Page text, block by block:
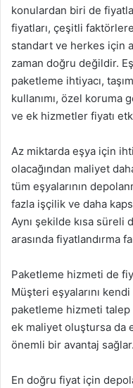
konulardan biri de
fiyatları, çeşitli
standart ve herkes için
zaman doğru değildir.
paketleme ihtiyacı,
kullanımı, özel koruma
ve ek hizmetler fiyatı
Az miktarda eşya için
olacağından maliyet
tüm eşyalarının
fazla işçilik ve daha
Aynı şekilde kısa
arasında fiyatlandırma
Paketleme hizmeti de
Müşteri eşyalarını
paketleme hizmeti
ek maliyet oluştursa da
önemli bir avantaj sağlar.
En doğru fiyat için